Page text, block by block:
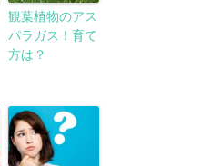
観葉植物のアス
パラガス！育て
方は？